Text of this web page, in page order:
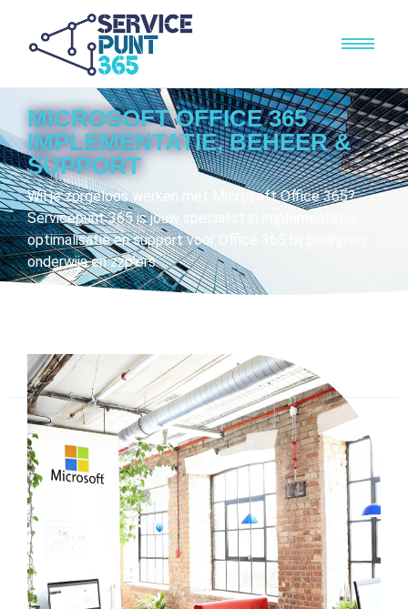
MICROSOFT OFFICE 365
IMPLEMENTATIE, BEHEER &
SUPPORT
Wil je zorgeloos werken met Microsoft Office 365?
Servicepunt 365 is jouw specialist in implementatie,
optimalisatie en support voor Office 365 bij bedrijven,
onderwijs en zzp’ers.